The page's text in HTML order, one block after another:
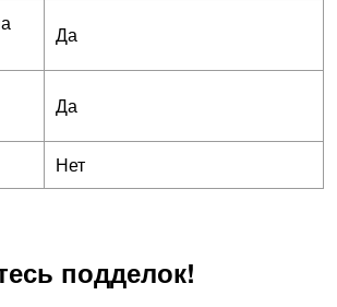
Да
Да
Нет
подделок!